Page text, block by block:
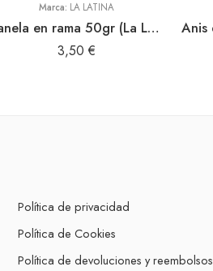
Marca: LA LATINA
Canela en rama 50gr (La Latina)
3,50 €
Política de privacidad
Política de Cookies
Política de devoluciones y reembolsos